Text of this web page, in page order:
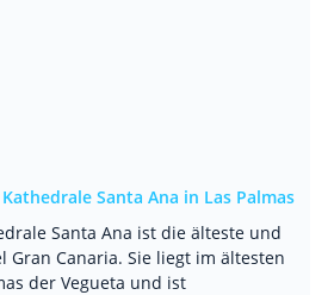
Santa Ana in Las Palmas
Santa Ana ist die älteste und
Gran Canaria. Sie liegt im ältesten
der Vegueta und ist